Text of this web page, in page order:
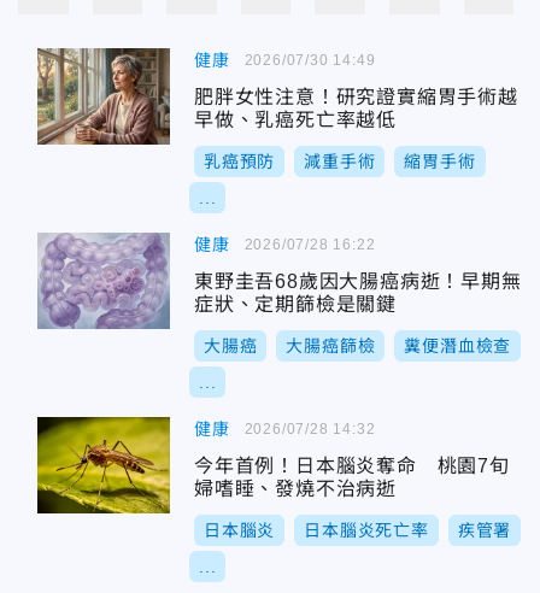
健康
肥胖女性注意！研究證實縮胃手術越
早做、乳癌死亡率越低
乳癌預防 減重手術 縮胃手術
2026/07/30 14:49
健康
東野圭吾68歲因大腸癌病逝！早期無
症狀、定期篩檢是關鍵
大腸癌 大腸癌篩檢 糞便潛血檢查
2026/07/28 16:22
健康
今年首例！日本腦炎奪命 桃園7旬
婦嗜睡、發燒不治病逝
日本腦炎 日本腦炎死亡率 疾管署
2026/07/28 14:32